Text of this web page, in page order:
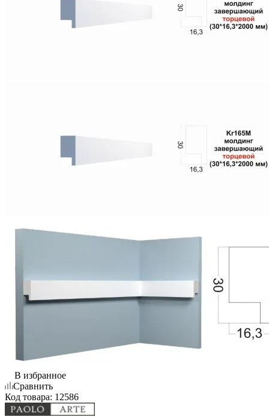
В избранное
Сравнить
Код товара: 12586